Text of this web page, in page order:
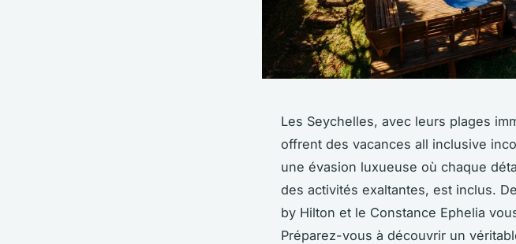
Les Seychelles, avec leurs plages
offrent des vacances all inclusive
une évasion luxueuse où chaque
des activités exaltantes, est inclus.
by Hilton et le Constance Ephelia
Préparez-vous à découvrir un